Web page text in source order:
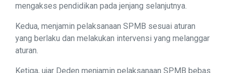
mengakses pendidikan pada jenjang selanjutnya.
Kedua, menjamin pelaksanaan SPMB sesuai aturan
yang berlaku dan melakukan intervensi yang melanggar
aturan.
Ketiga, ujar Deden menjamin pelaksanaan SPMB bebas